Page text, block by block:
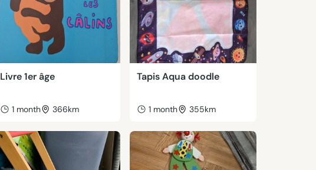
Livre 1er âge
1 month 366km
Tapis Aqua doodle
1 month 355km